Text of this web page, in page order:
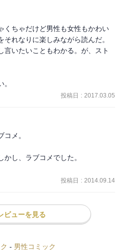
くちゃだけど男性も女性もかわい
れなりに楽しみながら読んだ。
言いたいこともわかる。が、スト
投稿日 : 2017.03.05
メ。
し、ラブコメでした。
投稿日 : 2014.09.14
ビューを見る
- 男性コミック